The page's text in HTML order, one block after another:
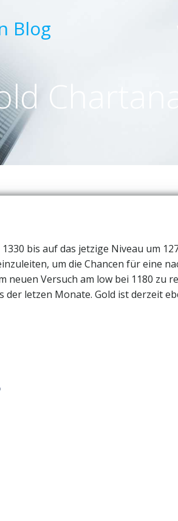
Blog
bis auf das jetzige Niveau um
um die Chancen für eine
neuen Versuch am low bei 1180 zu
letzen Monate. Gold ist derzeit